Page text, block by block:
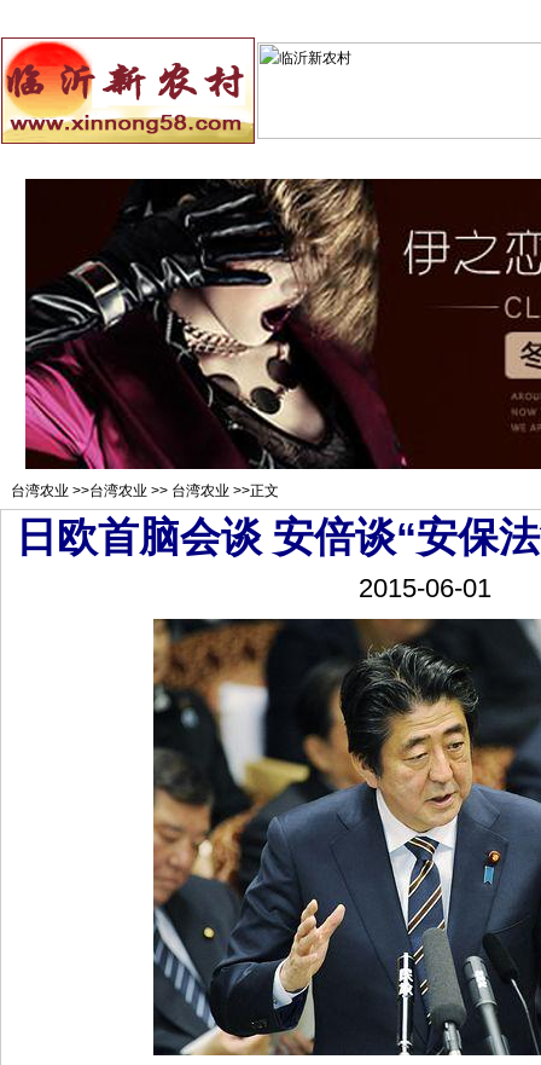
台湾农业 >>台湾农业 >> 台湾农业 >>正文
日欧首脑会谈 安倍谈“安保
2015-06-01